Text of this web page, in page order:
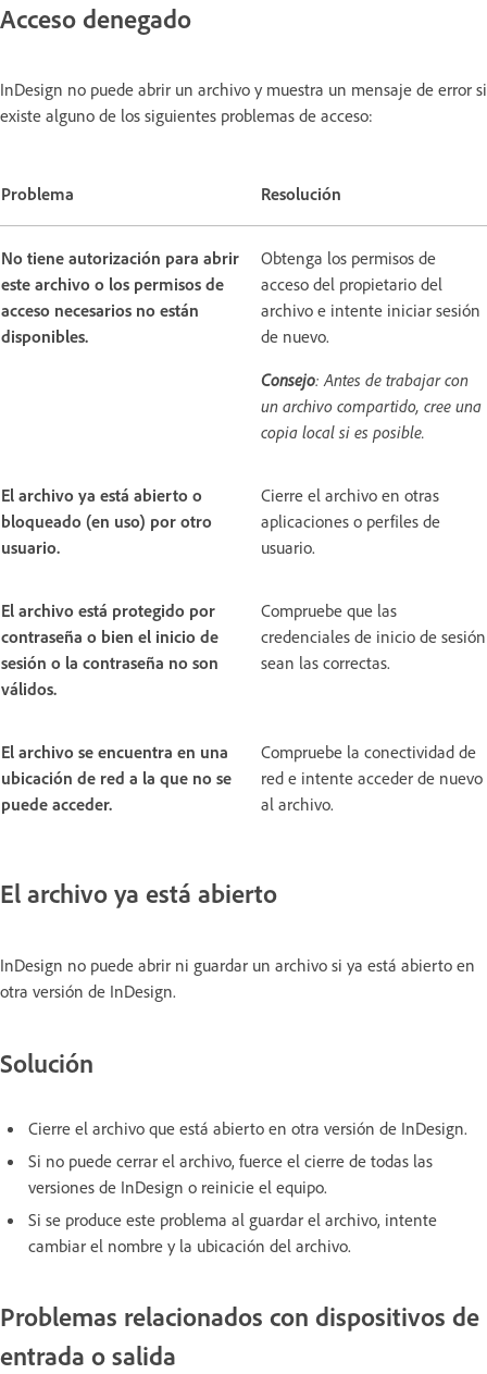
Acceso denegado
InDesign no puede abrir un archivo y muestra un mensaje de error si
existe alguno de los siguientes problemas de acceso:
Problema Resolución
No tiene autorización para abrir
este archivo o los permisos de
acceso necesarios no están
disponibles.
Obtenga los permisos de
acceso del propietario del
archivo e intente iniciar sesión
de nuevo.
Consejo: Antes de trabajar con
un archivo compartido, cree una
copia local si es posible.
El archivo ya está abierto o
bloqueado (en uso) por otro
usuario.
Cierre el archivo en otras
aplicaciones o perfiles de
usuario.
El archivo está protegido por
contraseña o bien el inicio de
sesión o la contraseña no son
válidos.
Compruebe que las
credenciales de inicio de sesión
sean las correctas.
El archivo se encuentra en una
ubicación de red a la que no se
puede acceder.
Compruebe la conectividad de
red e intente acceder de nuevo
al archivo.
El archivo ya está abierto
InDesign no puede abrir ni guardar un archivo si ya está abierto en
otra versión de InDesign.
Solución
Cierre el archivo que está abierto en otra versión de InDesign.
Si no puede cerrar el archivo, fuerce el cierre de todas las
versiones de InDesign o reinicie el equipo.
Si se produce este problema al guardar el archivo, intente
cambiar el nombre y la ubicación del archivo.
Problemas relacionados con dispositivos de
entrada o salida